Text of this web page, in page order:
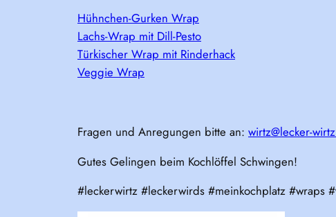
Hühnchen-Gurken Wrap
Lachs-Wrap mit Dill-Pesto
Türkischer Wrap mit Rinderhack
Veggie Wrap
Fragen und Anregungen bitte an: wirtz@lecker-
Gutes Gelingen beim Kochlöffel Schwingen!
#leckerwirtz #leckerwirds #meinkochplatz #wraps